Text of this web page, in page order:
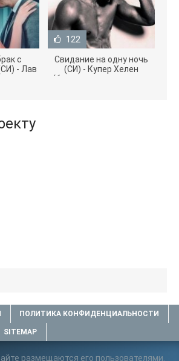
с
- Лав
122
Свидание на одну ночь
(СИ) - Купер Хелен
(бесплатные серии книг
ПОЛИТИКА КОНФИДЕНЦИАЛЬНОСТИ
SITEMAP
размещаются его пользователями.